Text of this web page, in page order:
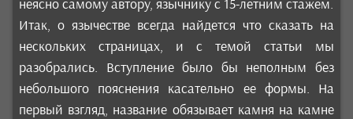
неясно самому автору, язычнику с 15-летним стажем.
Итак, о язычестве всегда найдется что сказать на
нескольких страницах, и с темой статьи мы
разобрались. Вступление было бы неполным без
небольшого пояснения касательно ее формы. На
первый взгляд, название обязывает камня на камне